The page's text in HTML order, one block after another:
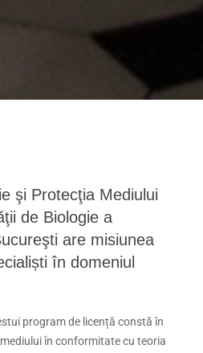
şi Protecţia Mediului
de Biologie a
are misiunea
în domeniul
program de licență constă în
în conformitate cu teoria